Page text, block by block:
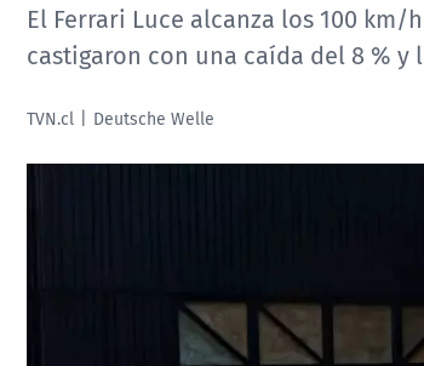
El Ferrari Luce alcanza los 100
castigaron con una caída del 8 %
TVN.cl Deutsche Welle